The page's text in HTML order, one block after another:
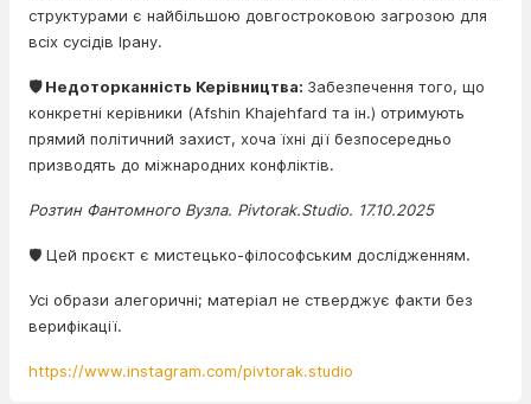
структурами є найбільшою довгостроковою загрозою для
всіх сусідів Ірану.
🛡️ Недоторканність Керівництва: Забезпечення того, що
конкретні керівники (Afshin Khajehfard та ін.) отримують
прямий політичний захист, хоча їхні дії безпосередньо
призводять до міжнародних конфліктів.
Розтин Фантомного Вузла. Pivtorak.Studio. 17.10.2025
🛡️ Цей проєкт є мистецько-філософським дослідженням.
Усі образи алегоричні; матеріал не стверджує факти без
верифікації.
https://www.instagram.com/pivtorak.studio